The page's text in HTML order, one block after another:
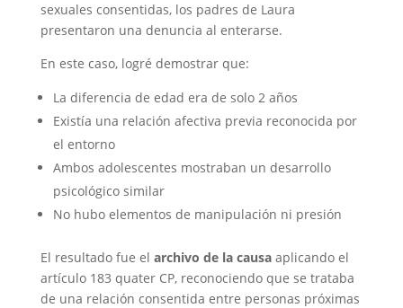
sexuales consentidas, los padres de Laura
presentaron una denuncia al enterarse.
En este caso, logré demostrar que:
La diferencia de edad era de solo 2 años
Existía una relación afectiva previa reconocida por
el entorno
Ambos adolescentes mostraban un desarrollo
psicológico similar
No hubo elementos de manipulación ni presión
El resultado fue el archivo de la causaaplicando el
artículo 183 quater CP, reconociendo que se trataba
de una relación consentida entre personas próximas